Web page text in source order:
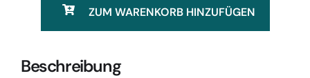
ZUM WARENKORB HINZUFÜGEN
Beschreibung